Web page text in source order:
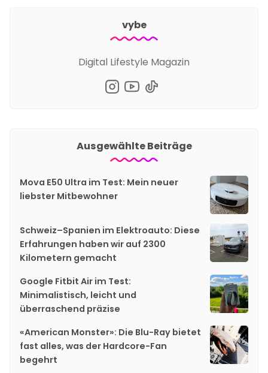
vybe
Digital Lifestyle Magazin
Ausgewählte Beiträge
Mova E50 Ultra im Test: Mein neuer
liebster Mitbewohner
Schweiz–Spanien im Elektroauto: Diese
Erfahrungen haben wir auf 2300
Kilometern gemacht
Google Fitbit Air im Test:
Minimalistisch, leicht und
überraschend präzise
«American Monster»: Die Blu-Ray bietet
fast alles, was der Hardcore-Fan
begehrt